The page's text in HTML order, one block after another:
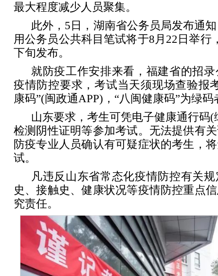
最大程度减少人员聚集。
此外，5日，湖南省公务员局发布通
用公务员公共科目笔试将于8月22日举行
下旬发布。
就防疫工作安排来看，福建省的招
疫情防控要求，考试当天须现场查验报
康码”(闽政通APP)，“八闽健康码”为绿
山东要求，考生可凭电子健康通行码
检测阴性证明等参加考试。无法提供有
防疫专业人员确认有可疑症状的考生，
试。
凡违反山东省常态化疫情防控有关
史、接触史、健康状况等疫情防控重点
究责任。